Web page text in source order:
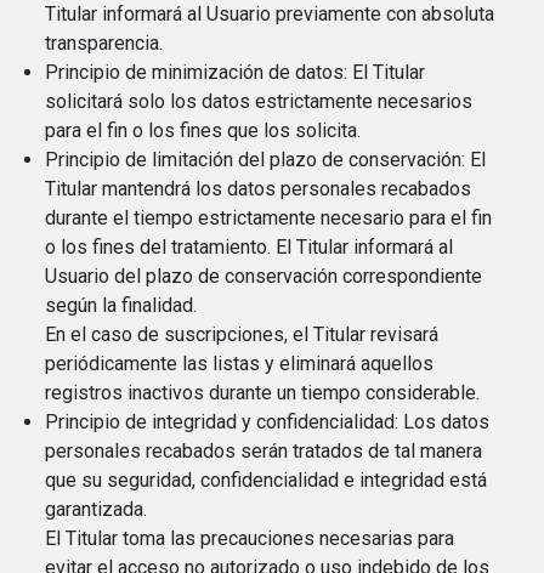
Titular informará al Usuario previamente con absoluta
transparencia.
Principio de minimización de datos: El Titular
solicitará solo los datos estrictamente necesarios
para el fin o los fines que los solicita.
Principio de limitación del plazo de conservación: El
Titular mantendrá los datos personales recabados
durante el tiempo estrictamente necesario para el fin
o los fines del tratamiento. El Titular informará al
Usuario del plazo de conservación correspondiente
según la finalidad.
En el caso de suscripciones, el Titular revisará
periódicamente las listas y eliminará aquellos
registros inactivos durante un tiempo considerable.
Principio de integridad y confidencialidad: Los datos
personales recabados serán tratados de tal manera
que su seguridad, confidencialidad e integridad está
garantizada.
El Titular toma las precauciones necesarias para
evitar el acceso no autorizado o uso indebido de los